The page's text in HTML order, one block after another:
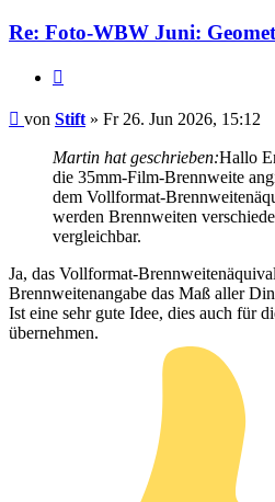
Re: Foto-WBW Juni:
Beitrag
von Stift » Fr 26. Jun 2026, 15:12
Martin hat geschrieben:Hallo
die 35mm-Film-Brennweite
dem Vollformat-
werden Brennweiten
vergleichbar.
Ja, das Vollformat-
Brennweitenangabe das Maß aller
Ist eine sehr gute Idee, dies auch für
übernehmen.